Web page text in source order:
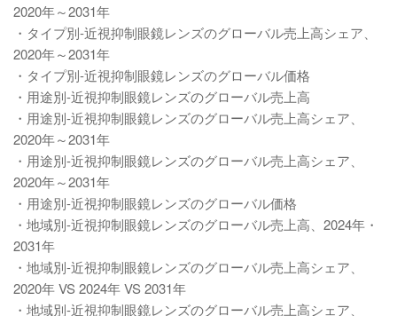
2020年～2031年
・タイプ別-近視抑制眼鏡レンズのグローバル売上高シェア、
2020年～2031年
・タイプ別-近視抑制眼鏡レンズのグローバル価格
・用途別-近視抑制眼鏡レンズのグローバル売上高
・用途別-近視抑制眼鏡レンズのグローバル売上高シェア、
2020年～2031年
・用途別-近視抑制眼鏡レンズのグローバル売上高シェア、
2020年～2031年
・用途別-近視抑制眼鏡レンズのグローバル価格
・地域別-近視抑制眼鏡レンズのグローバル売上高、2024年・
2031年
・地域別-近視抑制眼鏡レンズのグローバル売上高シェア、
2020年 VS 2024年 VS 2031年
・地域別-近視抑制眼鏡レンズのグローバル売上高シェア、